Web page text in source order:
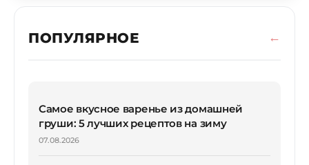
ПОПУЛЯРНОЕ
Самое вкусное варенье из домашней
груши: 5 лучших рецептов на зиму
07.08.2026